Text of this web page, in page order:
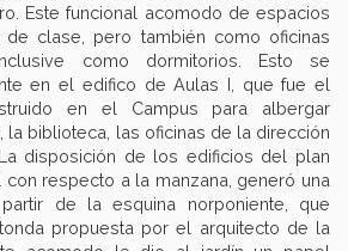
Este funcional acomodo de espacios
clase, pero también como oficinas
como dormitorios. Esto se
en el edifico de Aulas I, que fue el
en el Campus para albergar
la biblioteca, las oficinas de la dirección
disposición de los edificios del plan
respecto a la manzana, generó una
de la esquina norponiente, que
propuesta por el arquitecto de la